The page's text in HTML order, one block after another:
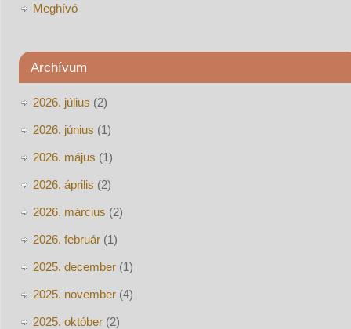
Meghívó
Archívum
2026. július (2)
2026. június (1)
2026. május (1)
2026. április (2)
2026. március (2)
2026. február(1)
2025. december(1)
2025. november(4)
2025. október(2)